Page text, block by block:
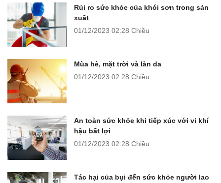
Rủi ro sức khỏe của khói sơn trong sản
xuất
01/12/2023 02:28 Chiều
Mùa hè, mặt trời và làn da
01/12/2023 02:28 Chiều
An toàn sức khỏe khi tiếp xúc với vi khí
hậu bất lợi
01/12/2023 02:28 Chiều
Tác hại của bụi đến sức khỏe người lao